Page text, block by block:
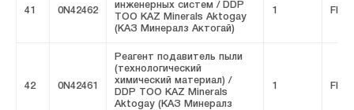
41 0N42462
инженерных систем / DDP
ТОО KAZ Minerals Aktogay
(КАЗ Минералз Актогай)
1 FIVE
42 0N42461
Реагент подавитель пыли
(технологический
химический материал) /
DDP ТОО KAZ Minerals
Aktogay (КАЗ Минералз
1 FIVE